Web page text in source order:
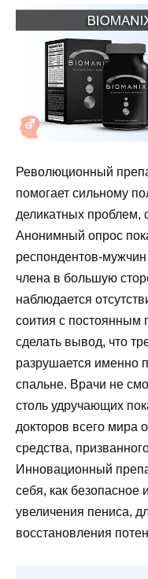
Революционный
помогает сильному
деликатных проблем,
Анонимный опрос
респондентов-
члена в большую
наблюдается
соития с постоянным
сделать вывод, что
разрушается именно
спальне. Врачи не
столь удручающих
докторов всего мира
средства,
Инновационный
себя, как безопасное
увеличения пениса,
восстановления